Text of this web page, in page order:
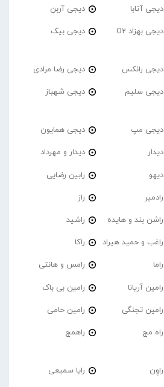
دیجی آتابا دیجی آربن
دیجی بهزاد O2 دیجی بیک
دیجی رانکس دیجی رضا مرادی
دیجی سلیم دیجی شهباز
دیجی مپ دیجی همایون
دیدار دیدار و مهرداد
دیهو رابین رضایی
رادمیر راز
راشن بند و هایده راشید
راغب و حمید هیراد راکا
راما رامس و هانتی
رامین آریانا رامین بی باک
رامین تجنگی رامین حامی
راه مج راهمج
راوِن رایا سمیعی